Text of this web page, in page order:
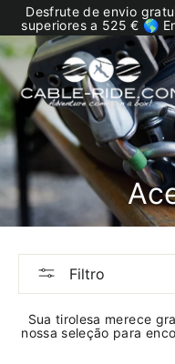
Saltar
para
o
conteúdo
Desfrute de envio
superiores a 525 € 🌎
Filtro
Sua tirolesa merece
nossa seleção para